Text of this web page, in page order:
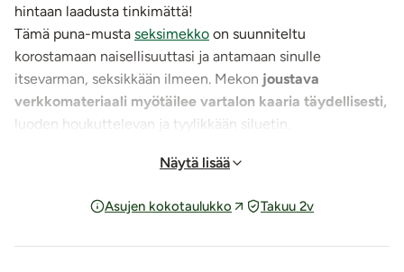
hintaan laadusta tinkimättä!
Tämä puna-musta seksimekko on suunniteltu
korostamaan naisellisuuttasi ja antamaan sinulle
itsevarman, seksikkään ilmeen. Mekon joustava
verkkomateriaali myötäilee vartalon kaaria täydellisesti,
luoden houkuttelevan ja tyylikkään siluetin.
valmistettu Plus Size-kokoinen verkkomekko on helppo
punaisen eri sävyihin ylhäältä alaspäin edetessä. Koko asu
Näytä lisää
Asujen kokotaulukko Takuu 2v